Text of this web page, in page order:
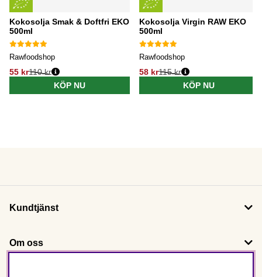
Kokosolja Smak & Doftfri EKO
500ml
Rawfoodshop
55 kr110 kr
KÖP NU
Kokosolja Virgin RAW EKO
500ml
Rawfoodshop
58 kr115 kr
KÖP NU
Kundtjänst
Om oss